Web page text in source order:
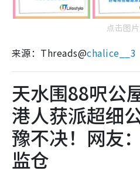
点击图
来源：Threads@chalice__3
天水围88呎公
港人获派超细
豫不决！网友
监仓